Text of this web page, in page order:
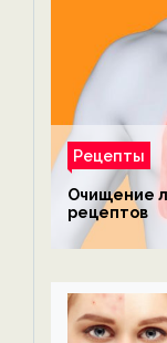
Рецепты
Очищение
рецептов